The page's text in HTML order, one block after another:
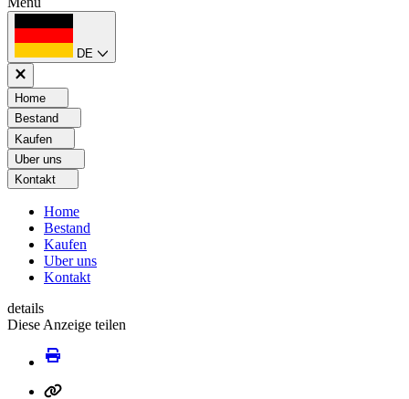
DE
Home
Bestand
Kaufen
Uber uns
Kontakt
Home
Bestand
Kaufen
Uber uns
Kontakt
details
Diese Anzeige teilen